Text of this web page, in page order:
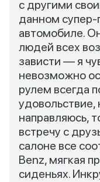
с другими
данном
автомобиле.
людей всех
зависти — я
невозможно
рулем всегда
удовольствие,
направляюсь,
встречу с
салоне все
Benz, мягкая
сиденьях.